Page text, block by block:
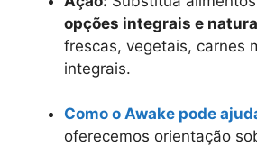
opções integrais e
frescas, vegetais, carnes
integrais.
Como o Awake pode
oferecemos orientação